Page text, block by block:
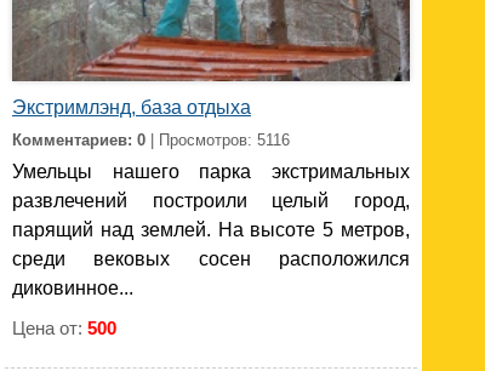
Экстримлэнд, база отдыха
Комментариев: 0 | Просмотров: 5116
Умельцы нашего парка экстримальных
развлечений построили целый город,
парящий над землей. На высоте 5 метров,
среди вековых сосен расположился
диковинное...
Цена от: 500